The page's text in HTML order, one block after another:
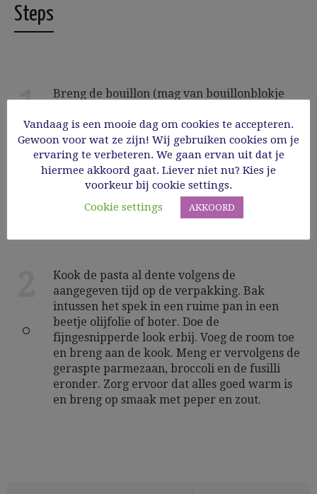
Steps
1
Breng de bouillon (mag van bouillonblokje
schoon, schil de steel en snij die in blokjes en
verdeel de rest in kleine roosjes. Kook de
broccoli in ca. 10 minuten beetgaar. Schep de
roosjes uit de bouillon, want die hebben we
nog nodig, en zet ze opzij.
Kook de pasta al dente volgens de
aangegeven tijd op de verpakking. Bak
intussen het spek in een ruime pan in een
beetje olijfolie of boter. Doe de
fijngesnipperde look erbij. Voeg de room toe
en breng aan de kook. Meng er vervolgens de
geraspte parmezaan, broccoli en de fusilli
eronder. Zorg ervoor dat alles goed warm is
en breng op smaak met peper en zout.
Vandaag is een mooie dag om cookies te accepteren.
Gewoon voor wat ze zijn! Wij gebruiken cookies om je
ervaring te verbeteren. We gaan ervan uit dat je
hiermee akkoord gaat. Liever niet nu? Kies je
voorkeur bij cookie settings.
Cookie settings
AKKOORD